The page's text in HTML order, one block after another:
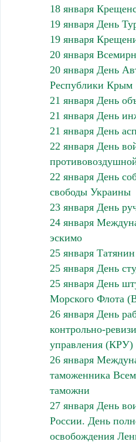
18 января
19 января День
19 января
20 января
20 января День
Республики Крым
21 января День
21 января День
21 января День
22 января День
22 января День
свободы Украины
23 января День
24 января
эскимо
25 января
25 января День
25 января День
Морского Флота
26 января День
контрольно-
управления (КРУ)
26 января
таможенника
таможни
27 января День
России. День
освобождения